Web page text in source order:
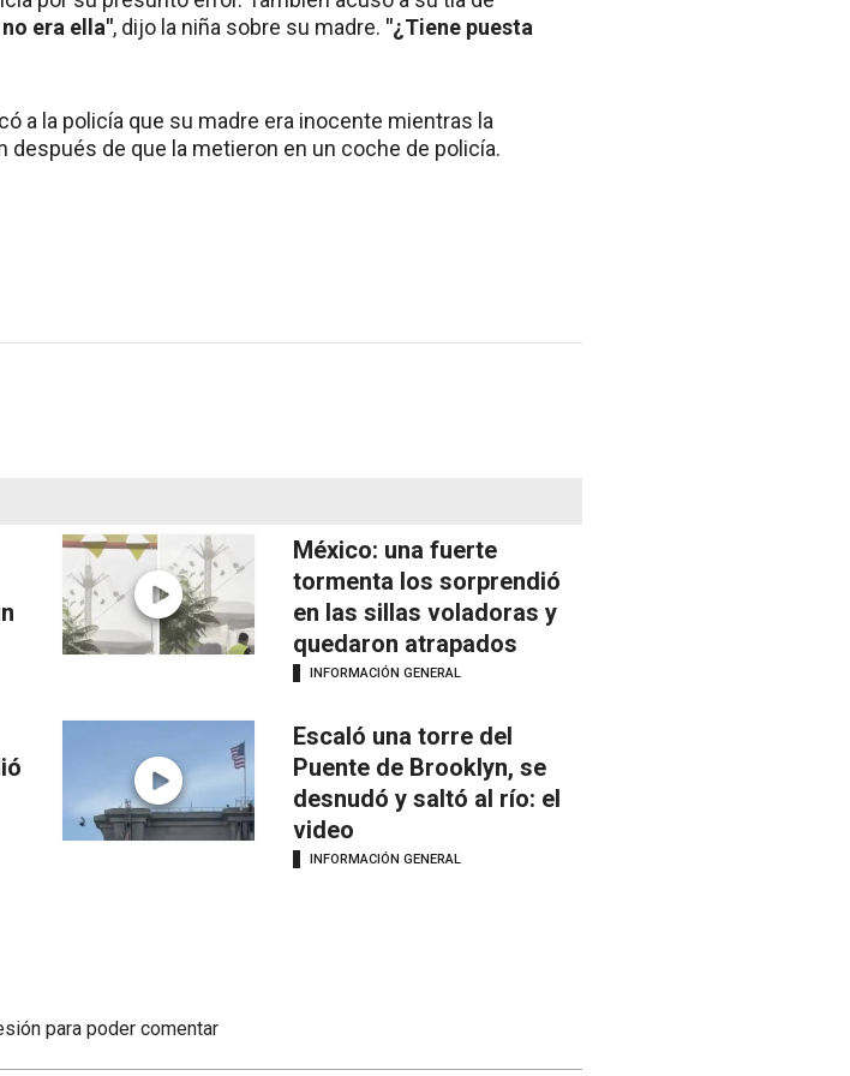
era ella", dijo la niña sobre su madre. "¿Tiene puesta
a la policía que su madre era inocente mientras la
después de que la metieron en un coche de policía.
México: una fuerte
tormenta los sorprendió
en las sillas voladoras y
quedaron atrapados
INFORMACIÓN GENERAL
Escaló una torre del
Puente de Brooklyn, se
desnudó y saltó al río: el
video
INFORMACIÓN GENERAL
para poder comentar